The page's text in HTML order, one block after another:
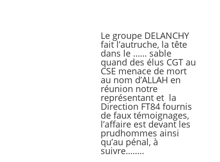
Le groupe DELANCHY
fait l’autruche, la tête
dans le …… sable
quand des élus CGT au
CSE menace de mort
au nom d’ALLAH en
réunion notre
représentant et la
Direction FT84 fournis
de faux témoignages,
l’affaire est devant les
prudhommes ainsi
qu’au pénal, à
suivre……..